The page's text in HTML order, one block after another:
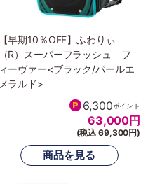
【早期10％OFF】ふわりぃ
（R）スーパーフラッシュ フ
ィーヴァー<ブラック/パールエ
メラルド>
6,300ポイント
63,000円
(税込 69,300円)